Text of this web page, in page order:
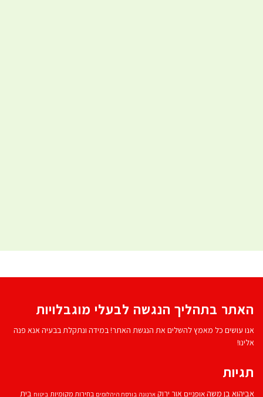
האתר בתהליך הנגשה לבעלי מוגבלויות
אנו עושים כל מאמץ להשלים את הנגשת האתר! במידה ונתקלת בבעיה אנא פנה
אלינו!
תגיות
אביהוא בן משהאופניים אור ירוק ארנונה בורסת היהלומים בחירות מקומיות ביטוח בית